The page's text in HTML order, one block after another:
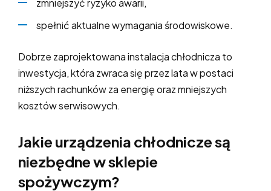
spełnić aktualne wymagania środowiskowe.
Dobrze zaprojektowana instalacja chłodnicza to
inwestycja, która zwraca się przez lata w postaci
niższych rachunków za energię oraz mniejszych
kosztów serwisowych.
Jakie urządzenia chłodnicze są
niezbędne w sklepie
spożywczym?